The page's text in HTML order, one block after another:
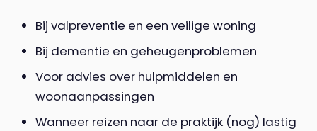
Bij valpreventie en een veilige woning
Bij dementie en geheugenproblemen
Voor advies over hulpmiddelen en
woonaanpassingen
Wanneer reizen naar de praktijk (nog) lastig